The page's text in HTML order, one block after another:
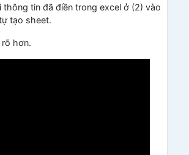
thông tin đã điền trong excel ở (2) vào
tạo sheet.
hơn.